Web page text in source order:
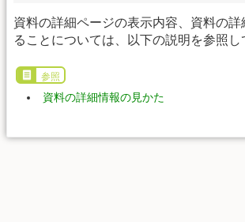
資料の詳細ページの表示内容、資料の詳
ることについては、以下の説明を参照し
参照
資料の詳細情報の見かた